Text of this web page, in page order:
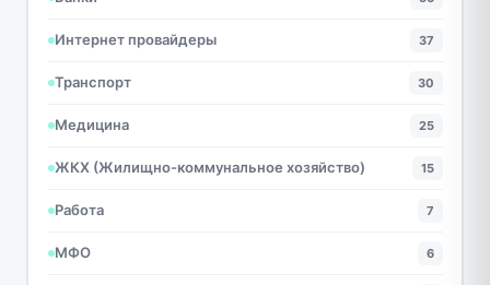
Интернет провайдеры 37
Транспорт 30
Медицина 25
ЖКХ (Жилищно-коммунальное хозяйство) 15
Работа 7
МФО 6